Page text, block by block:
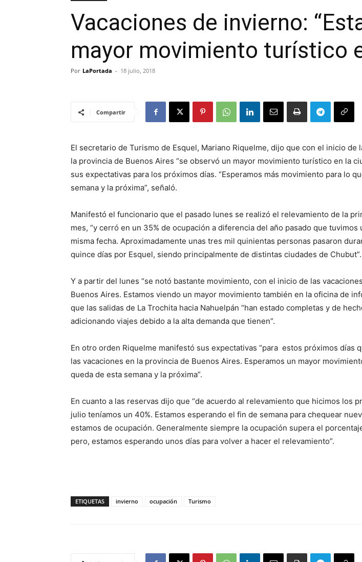
Vacaciones de invierno:
mayor movimiento turístico
Por LaPortada - 18 julio, 2018
Compartir
El secretario de Turismo de Esquel, Mariano Riquelme, dijo que con el inicio de
la provincia de Buenos Aires “se observó un mayor movimiento turístico en la
sus expectativas para los próximos días. “Esperamos más movimiento para lo
semana y la próxima”, señaló.
Manifestó el funcionario que el pasado lunes se realizó el relevamiento de la
mes, “y cerró en un 35% de ocupación a diferencia del año pasado que tuvimos
misma fecha. Aproximadamente unas tres mil quinientas personas pasaron
quince días por Esquel, siendo principalmente de distintas ciudades de Chubut”.
Y a partir del lunes “se notó bastante movimiento, con el inicio de las
Buenos Aires. Estamos viendo un mayor movimiento también en la oficina de
que las salidas de La Trochita hacia Nahuelpán “han estado completas y de
adicionando viajes debido a la alta demanda que tienen”.
En otro orden Riquelme manifestó sus expectativas “para estos próximos días
las vacaciones en la provincia de Buenos Aires. Esperamos un mayor
queda de esta semana y la próxima”.
En cuanto a las reservas dijo que “de acuerdo al relevamiento que hicimos los
julio teníamos un 40%. Estamos esperando el fin de semana para chequear
estamos de ocupación. Generalmente siempre la ocupación supera el
pero, estamos esperando unos días para volver a hacer el relevamiento”.
ETIQUETAS invierno ocupación Turismo